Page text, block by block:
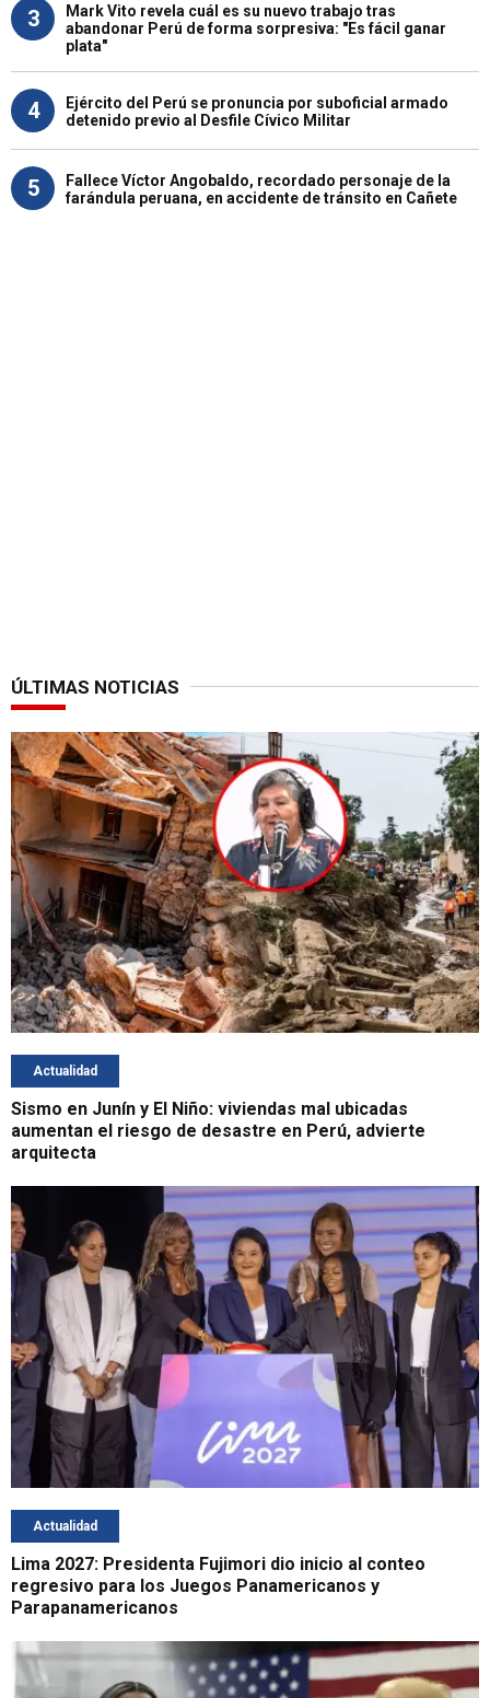
3
Mark Vito revela cuál es su nuevo trabajo tras
abandonar Perú de forma sorpresiva: "Es fácil ganar
plata"
4
Ejército del Perú se pronuncia por suboficial armado
detenido previo al Desfile Cívico Militar
5
Fallece Víctor Angobaldo, recordado personaje de la
farándula peruana, en accidente de tránsito en Cañete
ÚLTIMAS NOTICIAS
Actualidad
Sismo en Junín y El Niño: viviendas mal ubicadas
aumentan el riesgo de desastre en Perú, advierte
arquitecta
Actualidad
Lima 2027: Presidenta Fujimori dio inicio al conteo
regresivo para los Juegos Panamericanos y
Parapanamericanos